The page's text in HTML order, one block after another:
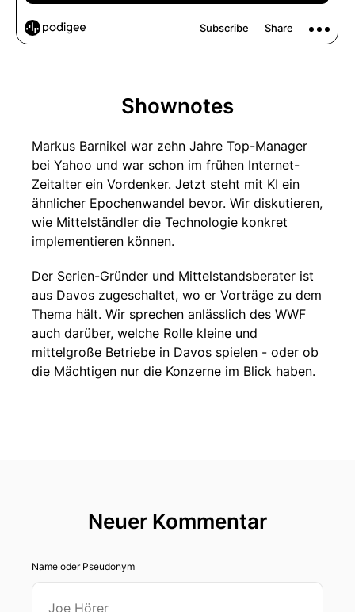
Shownotes
Markus Barnikel war zehn Jahre Top-Manager
bei Yahoo und war schon im frühen Internet-
Zeitalter ein Vordenker. Jetzt steht mit KI ein
ähnlicher Epochenwandel bevor. Wir diskutieren,
wie Mittelständler die Technologie konkret
implementieren können.
Der Serien-Gründer und Mittelstandsberater ist
aus Davos zugeschaltet, wo er Vorträge zu dem
Thema hält. Wir sprechen anlässlich des WWF
auch darüber, welche Rolle kleine und
mittelgroße Betriebe in Davos spielen - oder ob
die Mächtigen nur die Konzerne im Blick haben.
Neuer Kommentar
Name oder Pseudonym